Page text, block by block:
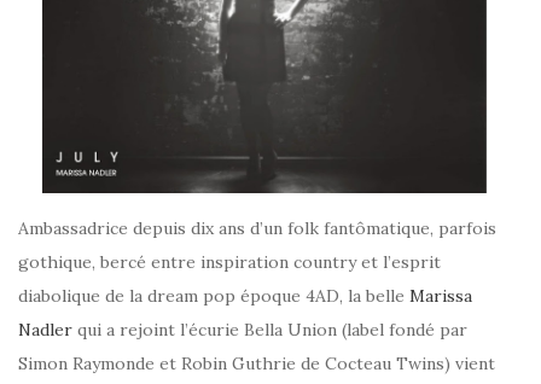
Ambassadrice depuis dix ans d’un folk fantômatique, parfois
gothique, bercé entre inspiration country et l’esprit
diabolique de la dream pop époque 4AD, la belle Marissa
Nadler qui a rejoint l’écurie Bella Union (label fondé par
Simon Raymonde et Robin Guthrie de Cocteau Twins) vient